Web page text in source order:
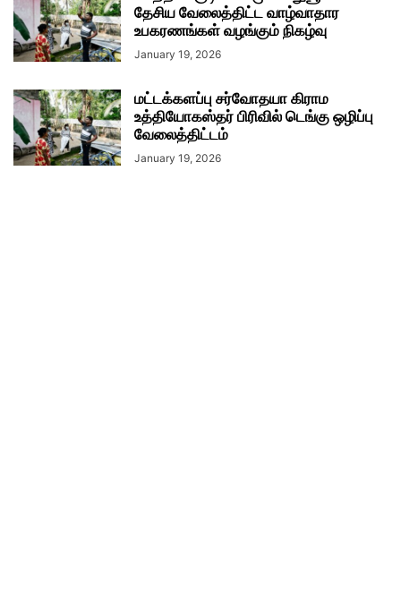
தேசிய வேலைத்திட்ட வாழ்வாதார
உபகரணங்கள் வழங்கும் நிகழ்வு
January 19, 2026
மட்டக்களப்பு சர்வோதயா கிராம
உத்தியோகஸ்தர் பிரிவில் டெங்கு ஒழிப்பு
வேலைத்திட்டம்
January 19, 2026